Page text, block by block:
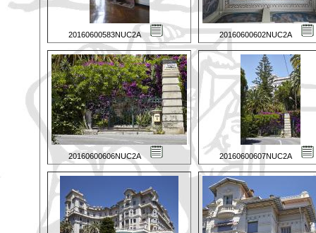
20160600583NUC2A 20160600602NUC2A
20160600606NUC2A 20160600607NUC2A